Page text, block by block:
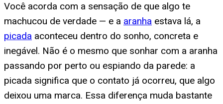
Você acorda com a sensação de que algo te
machucou de verdade — e a aranha estava lá, a
picada aconteceu dentro do sonho, concreta e
inegável. Não é o mesmo que sonhar com a aranha
passando por perto ou espiando da parede: a
picada significa que o contato já ocorreu, que algo
deixou uma marca. Essa diferença muda bastante